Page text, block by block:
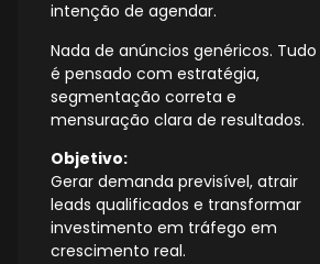
intenção de agendar.
Nada de anúncios genéricos. Tudo
é pensado com estratégia,
segmentação correta e
mensuração clara de resultados.
Objetivo:
Gerar demanda previsível, atrair
leads qualificados e transformar
investimento em tráfego em
crescimento real.